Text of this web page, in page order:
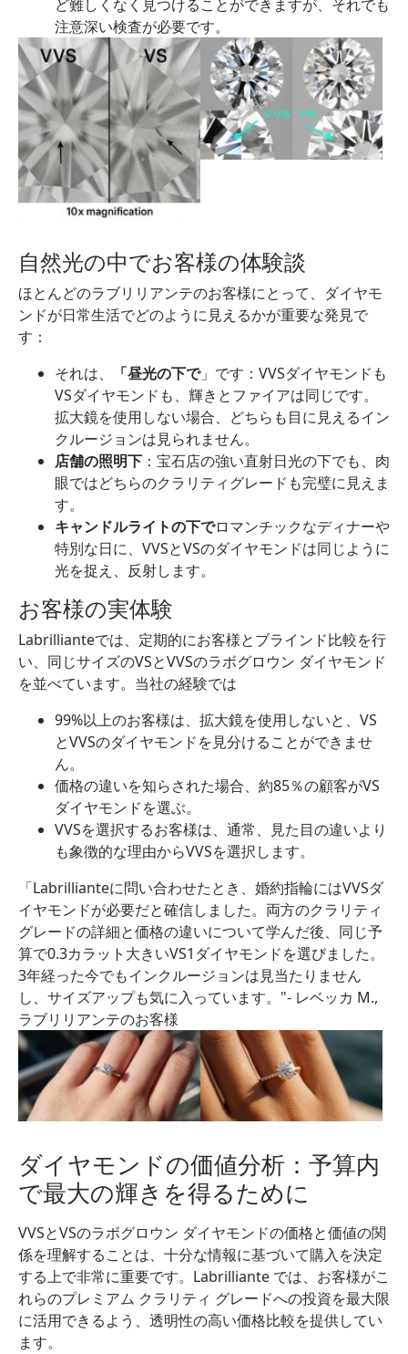
ど難しくなく見つけることができますが、それでも
注意深い検査が必要です。
自然光の中でお客様の体験談
ほとんどのラブリリアンテのお客様にとって、ダイヤモ
ンドが日常生活でどのように見えるかが重要な発見で
す：
それは、
「昼光の下で」です：VVSダイヤモンドも
VSダイヤモンドも、輝きとファイアは同じです。
拡大鏡を使用しない場合、どちらも目に見えるイン
クルージョンは見られません。
店舗の照明下 ：宝石店の強い直射日光の下でも、肉
眼ではどちらのクラリティグレードも完璧に見えま
す。
キャンドルライトの下でロマンチックなディナーや
特別な日に、VVSとVSのダイヤモンドは同じように
光を捉え、反射します。
お客様の実体験
Labrillianteでは、定期的にお客様とブラインド比較を行
い、同じサイズのVSとVVSのラボグロウン ダイヤモンド
を並べています。当社の経験では
99%以上のお客様は、拡大鏡を使用しないと、VS
とVVSのダイヤモンドを見分けることができませ
ん。
価格の違いを知らされた場合、約85％の顧客がVS
ダイヤモンドを選ぶ。
VVSを選択するお客様は、通常、見た目の違いより
も象徴的な理由からVVSを選択します。
「Labrillianteに問い合わせたとき、婚約指輪にはVVSダ
イヤモンドが必要だと確信しました。両方のクラリティ
グレードの詳細と価格の違いについて学んだ後、同じ予
算で0.3カラット大きいVS1ダイヤモンドを選びました。
3年経った今でもインクルージョンは見当たりません
し、サイズアップも気に入っています。"- レベッカ M.,
ラブリリアンテのお客様
ダイヤモンドの価値分析：予算内
で最大の輝きを得るために
VVSとVSのラボグロウン ダイヤモンドの価格と価値の関
係を理解することは、十分な情報に基づいて購入を決定
する上で非常に重要です。Labrilliante では、お客様がこ
れらのプレミアム クラリティ グレードへの投資を最大限
に活用できるよう、透明性の高い価格比較を提供してい
ます。